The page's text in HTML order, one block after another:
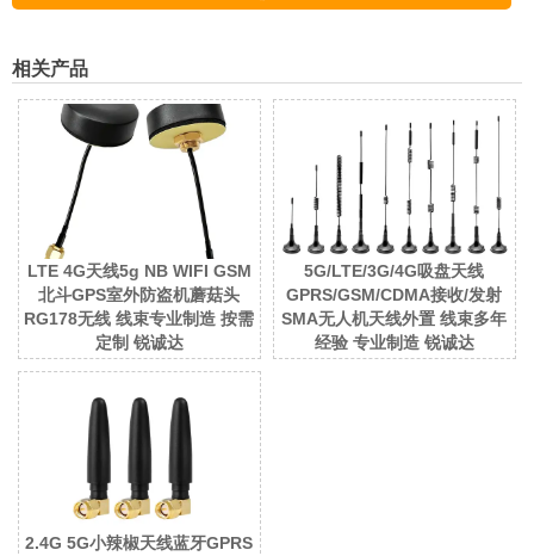
相关产品
LTE 4G天线5g NB WIFI GSM
北斗GPS室外防盗机蘑菇头
RG178无线 线束专业制造 按需
定制 锐诚达
5G/LTE/3G/4G吸盘天线
GPRS/GSM/CDMA接收/发射
SMA无人机天线外置 线束多年
经验 专业制造 锐诚达
2.4G 5G小辣椒天线蓝牙GPRS